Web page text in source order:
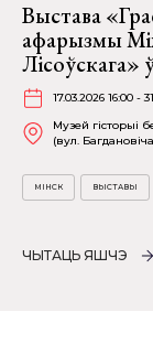
Выстава
афарызмы
Лісоўскага»
17.03.2026 16:00 -
Музей гісторыі
(вул.
МІНСК ВЫСТАВЫ
ЧЫТАЦЬ ЯШЧЭ